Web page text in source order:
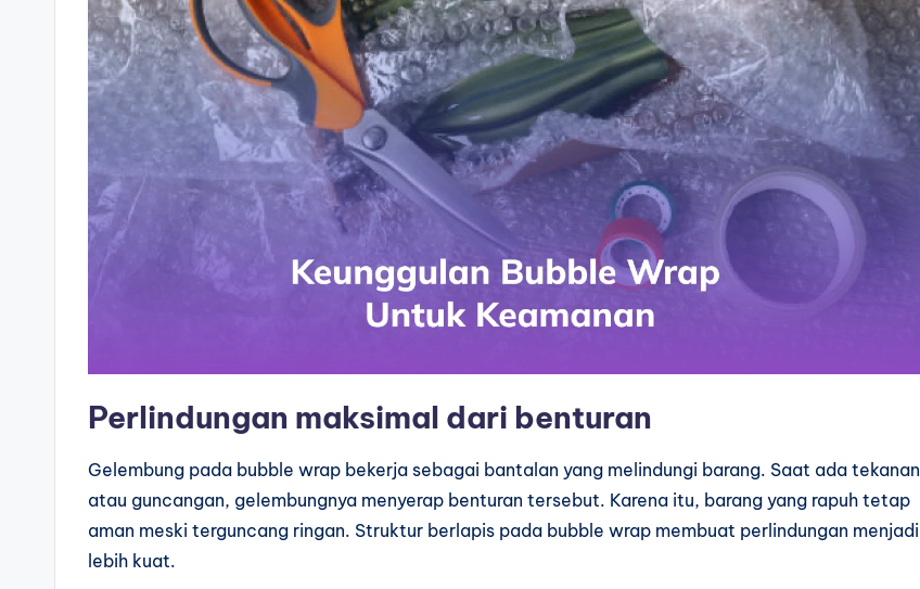
Perlindungan maksimal dari benturan
Gelembung pada bubble wrap bekerja sebagai bantalan yang melindungi barang. Saat ada tekanan
atau guncangan, gelembungnya menyerap benturan tersebut. Karena itu, barang yang rapuh tetap
aman meski terguncang ringan. Struktur berlapis pada bubble wrap membuat perlindungan menjadi
lebih kuat.